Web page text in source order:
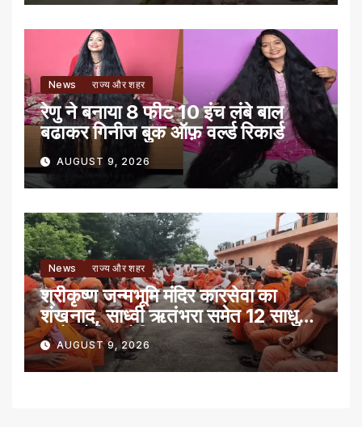
News राज्य और शहर
रेणु ने बनाया 8 फीट 10 इंच लंबे बाल
बढाकर गिनीज बुक ऑफ़ वर्ल्ड रिकार्ड
AUGUST 9, 2026
News राज्य और शहर
श्रीकृष्ण जन्मभूमि मंदिर कारसेवा का
शंखनाद, साध्वी ऋतंभरा समेत 12 साधु-
संतों को रेड नोटिस
AUGUST 9, 2026